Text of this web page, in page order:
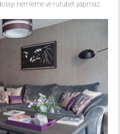
nemleme ve rutubet yapmaz.